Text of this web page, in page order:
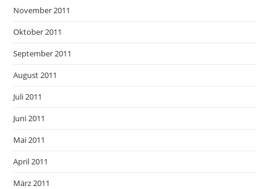
November 2011
Oktober 2011
September 2011
August 2011
Juli 2011
Juni 2011
Mai 2011
April 2011
März 2011